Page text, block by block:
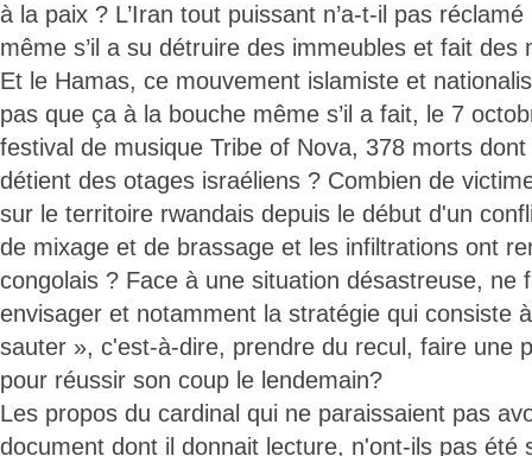
à la paix ? L’Iran tout puissant n’a-t-il pas
même s’il a su détruire des immeubles et fait des
Et le Hamas, ce mouvement islamiste et
pas que ça à la bouche même s’il a fait, le 7
festival de musique Tribe of Nova, 378 morts
détient des otages israéliens ? Combien de
sur le territoire rwandais depuis le début d'un
de mixage et de brassage et les infiltrations ont
congolais ? Face à une situation désastreuse, ne
envisager et notamment la stratégie qui consiste
sauter », c'est-à-dire, prendre du recul, faire une
pour réussir son coup le lendemain?
Les propos du cardinal qui ne paraissaient pas
document dont il donnait lecture, n'ont-ils pas été